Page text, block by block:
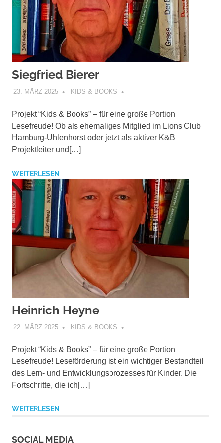
Siegfried Bierer
23. MÄRZ 2025 KIDS & BOOKS
Projekt “Kids & Books” – für eine große Portion
Lesefreude! Ob als ehemaliges Mitglied im Lions Club
Hamburg-Uhlenhorst oder jetzt als aktiver K&B
Projektleiter und[…]
WEITERLESEN
Heinrich Heyne
22. MÄRZ 2025 KIDS & BOOKS
Projekt “Kids & Books” – für eine große Portion
Lesefreude! Leseförderung ist ein wichtiger Bestandteil
des Lern- und Entwicklungsprozesses für Kinder. Die
Fortschritte, die ich[…]
WEITERLESEN
SOCIAL MEDIA